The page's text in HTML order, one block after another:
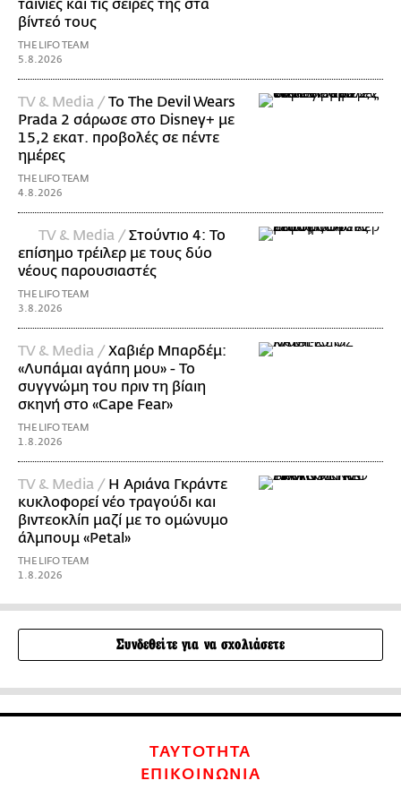
ταινίες και τις σειρές της στα
βίντεό τους
THE LIFO TEAM
5.8.2026
TV & Media /Το The Devil Wears
Prada 2 σάρωσε στo Disney+ με
15,2 εκατ. προβολές σε πέντε
ημέρες
THE LIFO TEAM
4.8.2026
TV & Media /Στούντιο 4: Το
επίσημο τρέιλερ με τους δύο
νέους παρουσιαστές
THE LIFO TEAM
3.8.2026
TV & Media /Χαβιέρ Μπαρδέμ:
«Λυπάμαι αγάπη μου» - Το
συγγνώμη του πριν τη βίαιη
σκηνή στο «Cape Fear»
THE LIFO TEAM
1.8.2026
TV & Media / Η Αριάνα Γκράντε
κυκλοφορεί νέο τραγούδι και
βιντεοκλίπ μαζί με το ομώνυμο
άλμπουμ «Petal»
THE LIFO TEAM
1.8.2026
Συνδεθείτε για να σχολιάσετε
ΤΑΥΤΟΤΗΤΑ
ΕΠΙΚΟΙΝΩΝΙΑ